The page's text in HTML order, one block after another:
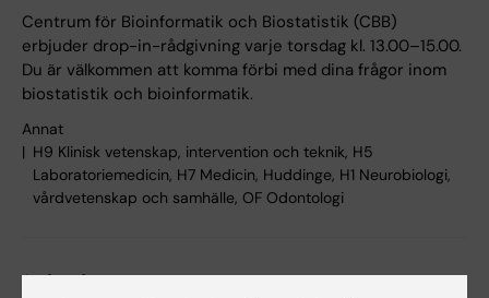
Centrum för Bioinformatik och Biostatistik (CBB)
erbjuder drop-in-rådgivning varje torsdag kl. 13.00–15.00.
Du är välkommen att komma förbi med dina frågor inom
biostatistik och bioinformatik.
Annat
H9 Klinisk vetenskap, intervention och teknik, H5
Laboratoriemedicin, H7 Medicin, Huddinge, H1 Neurobiologi,
vårdvetenskap och samhälle, OF Odontologi
1 oktober